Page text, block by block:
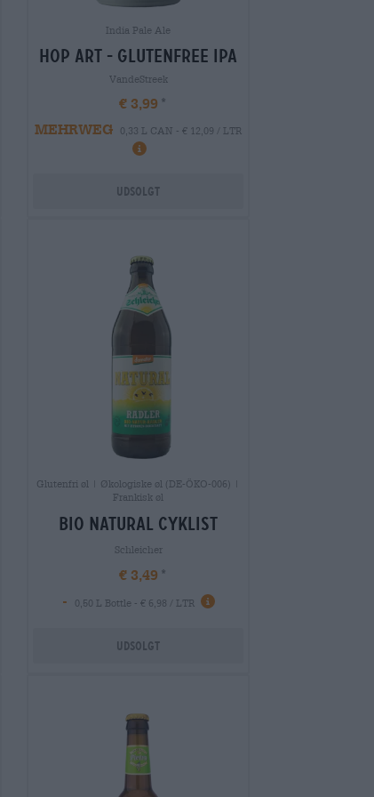
India Pale Ale
hop art - glutenfree ipa
VandeStreek
€ 3,99
MEHRWEG
0,33 L CAN - € 12,09 / LTR
Udsolgt
Glutenfri øl | Økologiske øl (DE-ÖKO-006) |
Frankisk øl
bio natural Cyklist
Schleicher
€ 3,49
-
0,50 L Bottle - € 6,98 / LTR
Udsolgt